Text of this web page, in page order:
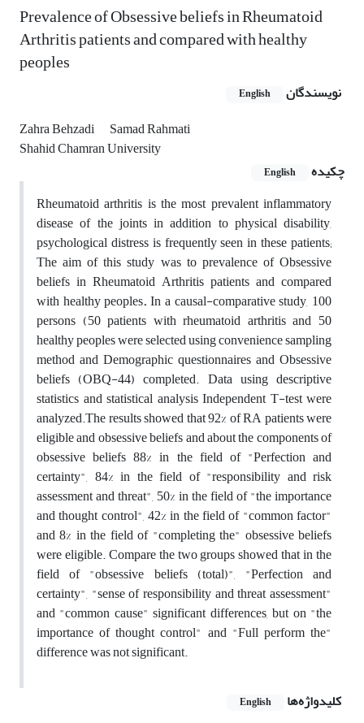
Prevalence of Obsessive beliefs in Rheumatoid
Arthritis patients and compared with healthy
peoples
نویسندگان English
Zahra Behzadi
Samad Rahmati
Shahid Chamran University
چکیده
English
Rheumatoid arthritis is the most prevalent inflammatory
disease of the joints in addition to physical disability,
psychological distress is frequently seen in these patients;
The aim of this study was to prevalence of Obsessive
beliefs in Rheumatoid Arthritis patients and compared
with healthy peoples.In a causal-comparative study, 100
persons (50 patients with rheumatoid arthritis and 50
healthy peoples were selected using convenience sampling
method and Demographic questionnaires and Obsessive
beliefs (OBQ-44) completed. Data using descriptive
statistics and statistical analysis Independent T-test were
analyzed.The results showed that 92% of RA patients were
eligible and obsessive beliefs and about the components of
obsessive beliefs 88% in the field of "Perfection and
certainty", 84% in the field of "responsibility and risk
assessment and threat", 50% in the field of "the importance
and thought control", 42% in the field of "common factor"
and 8% in the field of "completing the" obsessive beliefs
were eligible. Compare the two groups showed that in the
field of "obsessive beliefs (total)", "Perfection and
certainty", "sense of responsibility and threat assessment"
and "common cause" significant differences, but on "the
importance of thought control" and "Full perform the"
difference was not significant.
کلیدواژه‌ها
English